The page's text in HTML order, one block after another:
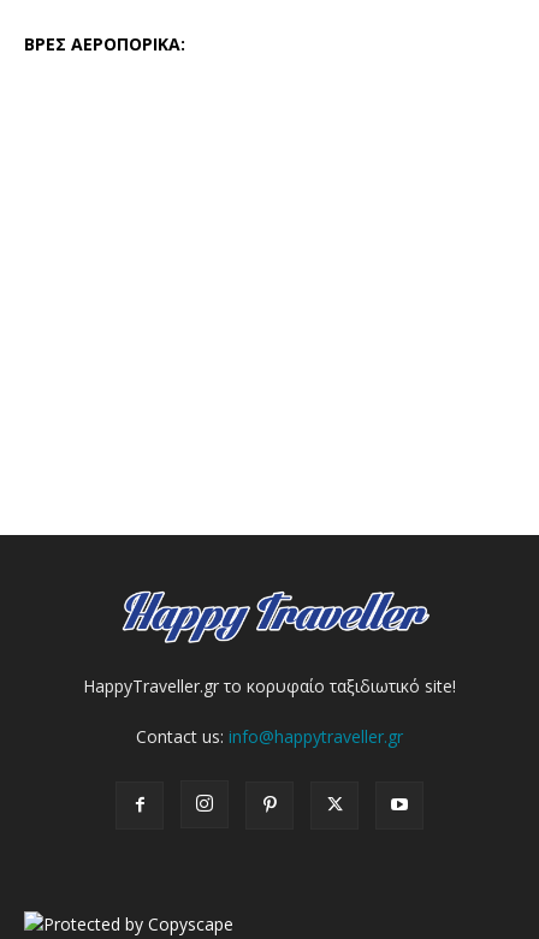
ΒΡΕΣ ΑΕΡΟΠΟΡΙΚΑ:
HappyTraveller.gr το κορυφαίο ταξιδιωτικό site!
Contact us: info@happytraveller.gr